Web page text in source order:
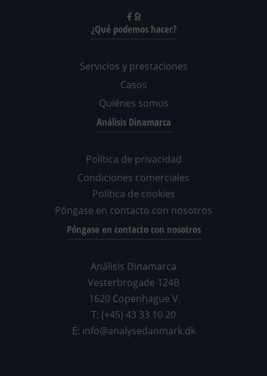
¿Qué podemos hacer?
Servicios y prestaciones
Casos
Quiénes somos
Análisis Dinamarca
Política de privacidad
Condiciones comerciales
Política de cookies
Póngase en contacto con nosotros
Póngase en contacto con nosotros
Análisis Dinamarca
Vesterbrogade 124B
1620 Copenhague V
T: (+45) 43 33 10 20
E: info@analysedanmark.dk